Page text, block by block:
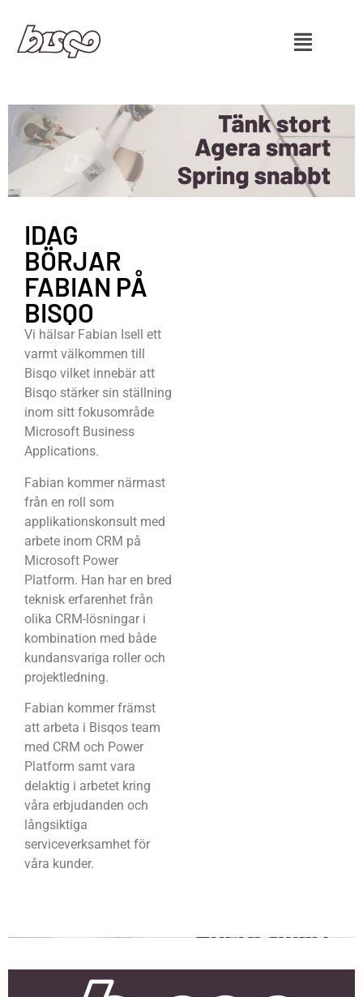
IDAG
BÖRJAR
FABIAN PÅ
BISQO
Vi hälsar Fabian Isell ett
varmt välkommen till
Bisqo vilket innebär att
Bisqo stärker sin ställning
inom sitt fokusområde
Microsoft Business
Applications.
Fabian kommer närmast
från en roll som
applikationskonsult med
arbete inom CRM på
Microsoft Power
Platform. Han har en bred
teknisk erfarenhet från
olika CRM-lösningar i
kombination med både
kundansvariga roller och
projektledning.
Fabian kommer främst
att arbeta i Bisqos team
med CRM och Power
Platform samt vara
delaktig i arbetet kring
våra erbjudanden och
långsiktiga
serviceverksamhet för
våra kunder.